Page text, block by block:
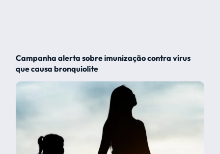
Campanha alerta sobre imunização contra vírus
que causa bronquiolite